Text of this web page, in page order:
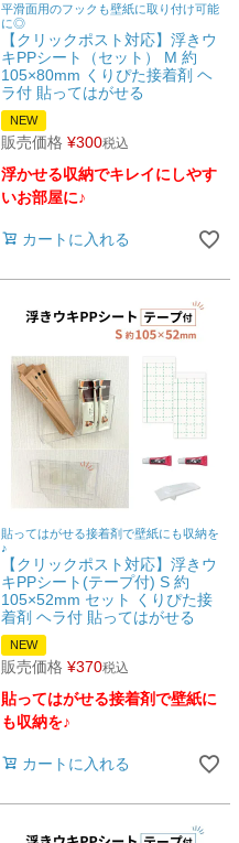
平滑面用のフックも壁紙に取り付け可能
に◎
【クリックポスト対応】浮きウ
キPPシート（セット） M 約
105×80mm くりぴた接着剤 ヘ
ラ付 貼ってはがせる
NEW
販売価格 ¥300税込
浮かせる収納でキレイにしやす
いお部屋に♪
カートに入れる
貼ってはがせる接着剤で壁紙にも収納を
♪
【クリックポスト対応】浮きウ
キPPシート(テープ付) S 約
105×52mm セット くりぴた接
着剤 ヘラ付 貼ってはがせる
NEW
販売価格 ¥370税込
貼ってはがせる接着剤で壁紙に
も収納を♪
カートに入れる